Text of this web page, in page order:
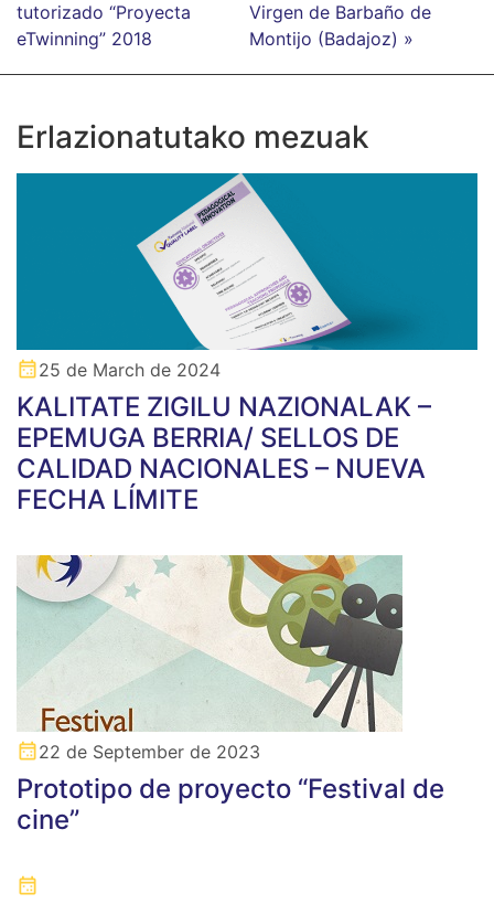
tutorizado “Proyecta
eTwinning” 2018
Virgen de Barbaño de
Montijo (Badajoz) »
Erlazionatutako mezuak
25 de March de 2024
KALITATE ZIGILU NAZIONALAK –
EPEMUGA BERRIA/ SELLOS DE
CALIDAD NACIONALES – NUEVA
FECHA LÍMITE
22 de September de 2023
Prototipo de proyecto “Festival de
cine”